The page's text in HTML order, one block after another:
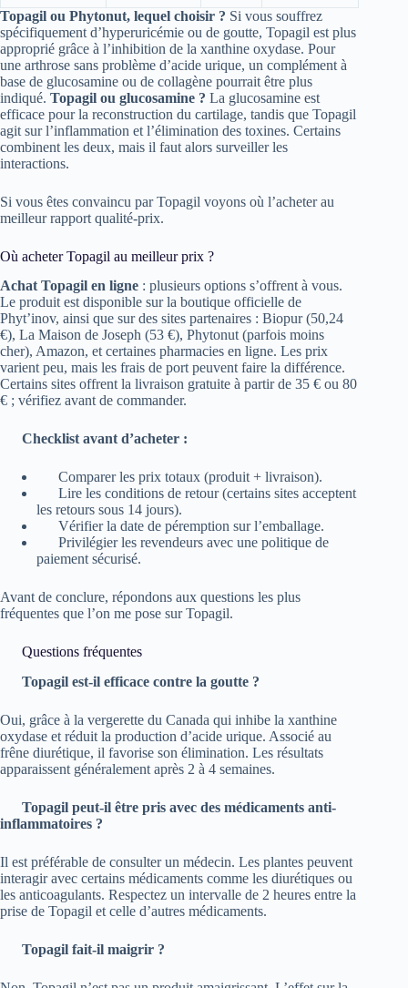
Topagil ou Phytonut, lequel choisir ? Si vous souffrez
spécifiquement d’hyperuricémie ou de goutte, Topagil est plus
approprié grâce à l’inhibition de la xanthine oxydase. Pour
une arthrose sans problème d’acide urique, un complément à
base de glucosamine ou de collagène pourrait être plus
indiqué. Topagil ou glucosamine ? La glucosamine est
efficace pour la reconstruction du cartilage, tandis que Topagil
agit sur l’inflammation et l’élimination des toxines. Certains
combinent les deux, mais il faut alors surveiller les
interactions.
Si vous êtes convaincu par Topagil voyons où l’acheter au
meilleur rapport qualité-prix.
Où acheter Topagil au meilleur prix ?
Achat Topagil en ligne : plusieurs options s’offrent à vous.
Le produit est disponible sur la boutique officielle de
Phyt’inov, ainsi que sur des sites partenaires : Biopur (50,24
€), La Maison de Joseph (53 €), Phytonut (parfois moins
cher), Amazon, et certaines pharmacies en ligne. Les prix
varient peu, mais les frais de port peuvent faire la différence.
Certains sites offrent la livraison gratuite à partir de 35 € ou 80
€ ; vérifiez avant de commander.
Checklist avant d’acheter :
Comparer les prix totaux (produit + livraison).
Lire les conditions de retour (certains sites acceptent
les retours sous 14 jours).
Vérifier la date de péremption sur l’emballage.
Privilégier les revendeurs avec une politique de
paiement sécurisé.
Avant de conclure, répondons aux questions les plus
fréquentes que l’on me pose sur Topagil.
Questions fréquentes
Topagil est-il efficace contre la goutte ?
Oui, grâce à la vergerette du Canada qui inhibe la xanthine
oxydase et réduit la production d’acide urique. Associé au
frêne diurétique, il favorise son élimination. Les résultats
apparaissent généralement après 2 à 4 semaines.
Topagil peut-il être pris avec des médicaments anti-
inflammatoires ?
Il est préférable de consulter un médecin. Les plantes peuvent
interagir avec certains médicaments comme les diurétiques ou
les anticoagulants. Respectez un intervalle de 2 heures entre la
prise de Topagil et celle d’autres médicaments.
Topagil fait-il maigrir ?